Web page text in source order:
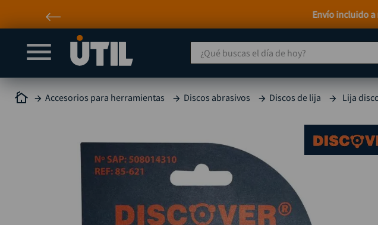
Envío incluido
¿Qué buscas el día de hoy?
Accesorios para herramientas Discos abrasivos Discos de lija Lija
TÉRMINOS MÁS
1. taladro
compresor
.